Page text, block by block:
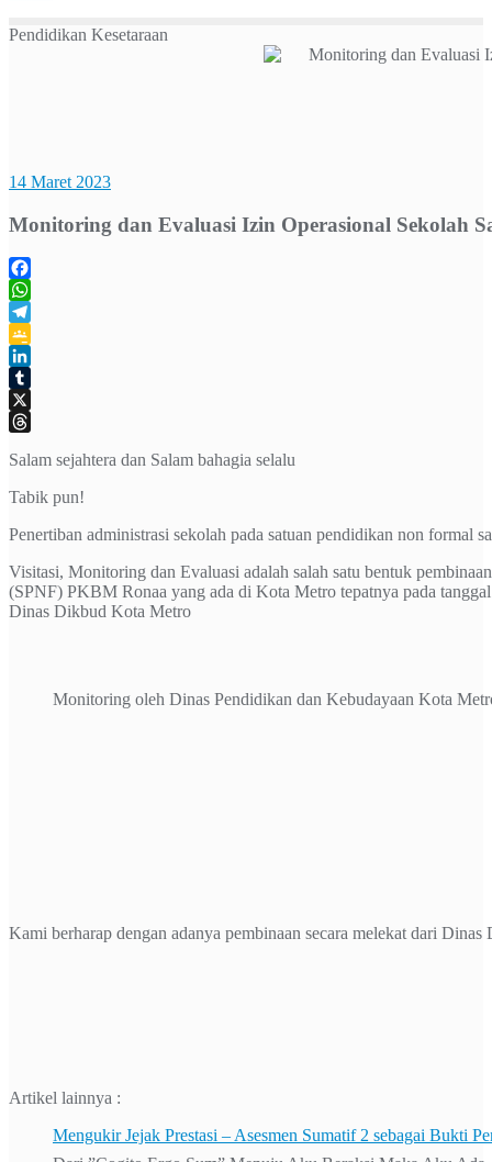
Pendidikan Kesetaraan
14 Maret 2023
Monitoring dan Evaluasi Izin Operasional Sekolah
Facebook
WhatsApp
Telegram
Google
Classroom
LinkedIn
Tumblr
X
Salam sejahtera dan Salam bahagia selalu
Tabik pun!
Penertiban administrasi sekolah pada satuan pendidikan non formal
Visitasi, Monitoring dan Evaluasi adalah salah satu bentuk
(SPNF) PKBM Ronaa yang ada di Kota Metro tepatnya pada
Dinas Dikbud Kota Metro
Monitoring oleh Dinas Pendidikan dan Kebudayaan Kota
Kami berharap dengan adanya pembinaan secara melekat dari
Artikel lainnya :
Mengukir Jejak Prestasi – Asesmen Sumatif 2 sebagai Bukti